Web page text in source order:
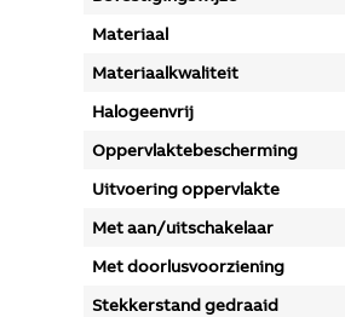
Materiaal
Materiaalkwaliteit
Halogeenvrij
Oppervlaktebescherming
Uitvoering oppervlakte
Met aan/uitschakelaar
Met doorlusvoorziening
Stekkerstand gedraaid